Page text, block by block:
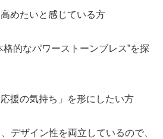
めたいと感じている方
格的なパワーストーンブレス”を探
援の気持ち」を形にしたい方
デザイン性を両立しているので、